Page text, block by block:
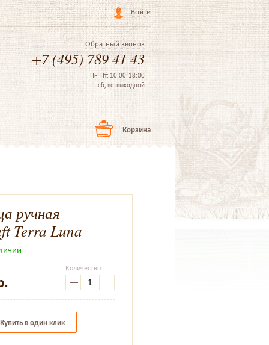
Войти
Обратный звонок
+7 (495) 789 41 43
Пн-Пт: 10:00-18:00
сб, вс: выходной
Корзина
ручная
Terra Luna
Количество
Купить в один клик